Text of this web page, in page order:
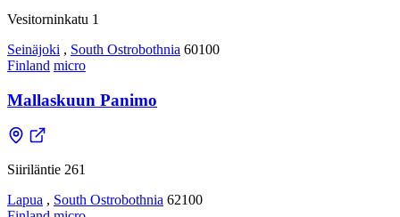
Vesitorninkatu 1
Seinäjoki , South Ostrobothnia 60100
Finland micro
Mallaskuun Panimo
Siiriläntie 261
Lapua , South Ostrobothnia 62100